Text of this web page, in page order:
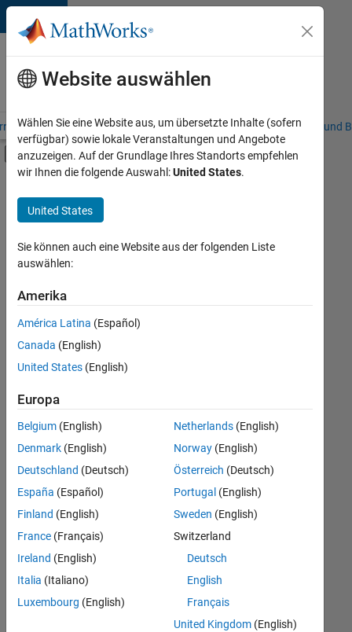
Weiter zum Inhalt
Karriere
bei
MathWorks
– Übersicht Stellensuche Niederlassungen Studierende und
Umschaltung für Off-Canvas-
Hauptinhalt
Praktika
Information Technology
Customer Support
Education Sales
Inside Sales
Sales Operations
Business Model Team
Human Resources
+8
Derzeit
es
keine
offenen
Stellen,
Ihren
Suchkriterien
entsprechen.
können
die
Suchkriterien
weiter
fassen
oder
alle
Stellenangebote
anzeigen .
Website auswählen
Wählen Sie eine Website aus, um übersetzte Inhalte (sofern
verfügbar) sowie lokale Veranstaltungen und Angebote
anzuzeigen. Auf der Grundlage Ihres Standorts empfehlen
wir Ihnen die folgende Auswahl:United States.
United States
Sie können auch eine Website aus der folgenden Liste
auswählen:
Amerika
América Latina (Español)
Canada (English)
United States (English)
Europa
Belgium (English)
Denmark (English)
Deutschland (Deutsch)
España (Español)
Finland (English)
France (Français)
Ireland (English)
Italia (Italiano)
Luxembourg (English)
Netherlands(English)
Norway(English)
Österreich (Deutsch)
Portugal (English)
Sweden (English)
Switzerland
Deutsch
English
Français
United Kingdom(English)